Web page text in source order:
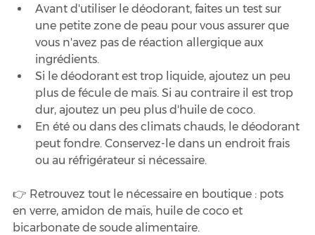
Avant d'utiliser le déodorant, faites un test sur
une petite zone de peau pour vous assurer que
vous n'avez pas de réaction allergique aux
ingrédients.
Si le déodorant est trop liquide, ajoutez un peu
plus de fécule de maïs. Si au contraire il est trop
dur, ajoutez un peu plus d'huile de coco.
En été ou dans des climats chauds, le déodorant
peut fondre. Conservez-le dans un endroit frais
ou au réfrigérateur si nécessaire.
👉 Retrouvez tout le nécessaire en boutique : pots
en verre, amidon de maïs, huile de coco et
bicarbonate de soude alimentaire.